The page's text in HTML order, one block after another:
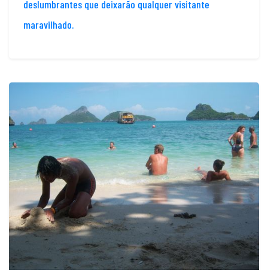
deslumbrantes que deixarão qualquer visitante
maravilhado.